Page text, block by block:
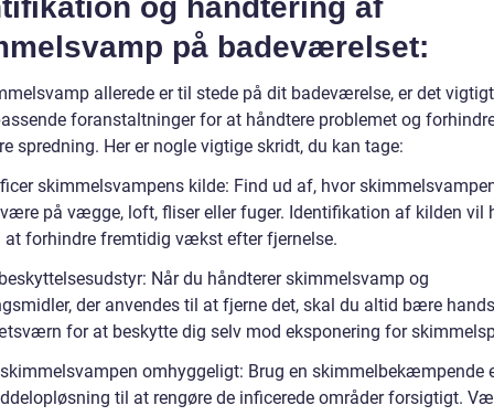
og håndtering af
på badeværelset:
allerede er til stede på dit badeværelse, er det
foranstaltninger for at håndtere problemet og
spredning. Her er nogle vigtige skridt, du kan tage:
skimmelsvampens kilde: Find ud af, hvor
på vægge, loft, fliser eller fuger. Identifikation af kilden vil
at forhindre fremtidig vækst efter fjernelse.
Når du håndterer skimmelsvamp og
der anvendes til at fjerne det, skal du altid bære
for at beskytte dig selv mod eksponering for
omhyggeligt: Brug en skimmelbekæmpende
til at rengøre de inficerede områder forsigtigt.